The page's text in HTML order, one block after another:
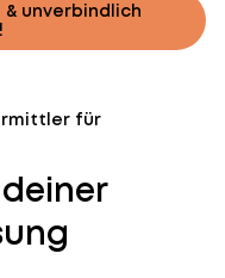
unverbindlich
für